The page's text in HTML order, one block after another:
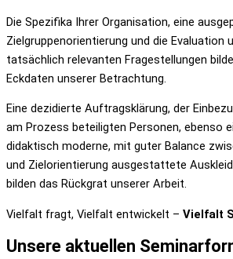
Die Spezifika Ihrer Organisation, eine
Zielgruppenorientierung und die Evaluation
tatsächlich relevanten Fragestellungen
Eckdaten unserer Betrachtung.
Eine dezidierte Auftragsklärung, der
am Prozess beteiligten Personen, ebenso
didaktisch moderne, mit guter Balance
und Zielorientierung ausgestattete
bilden das Rückgrat unserer Arbeit.
Vielfalt fragt, Vielfalt entwickelt – Vielfalt
Unsere aktuellen